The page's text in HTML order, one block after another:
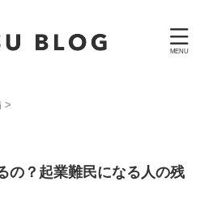
>
の？起業難民になる人の残